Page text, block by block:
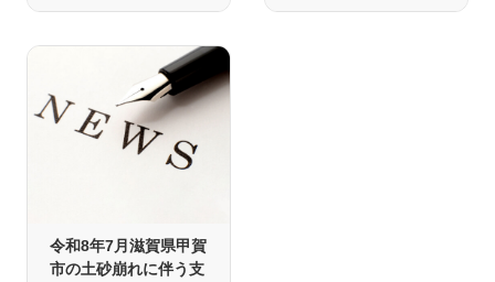
令和8年7月滋賀県甲賀
市の土砂崩れに伴う支